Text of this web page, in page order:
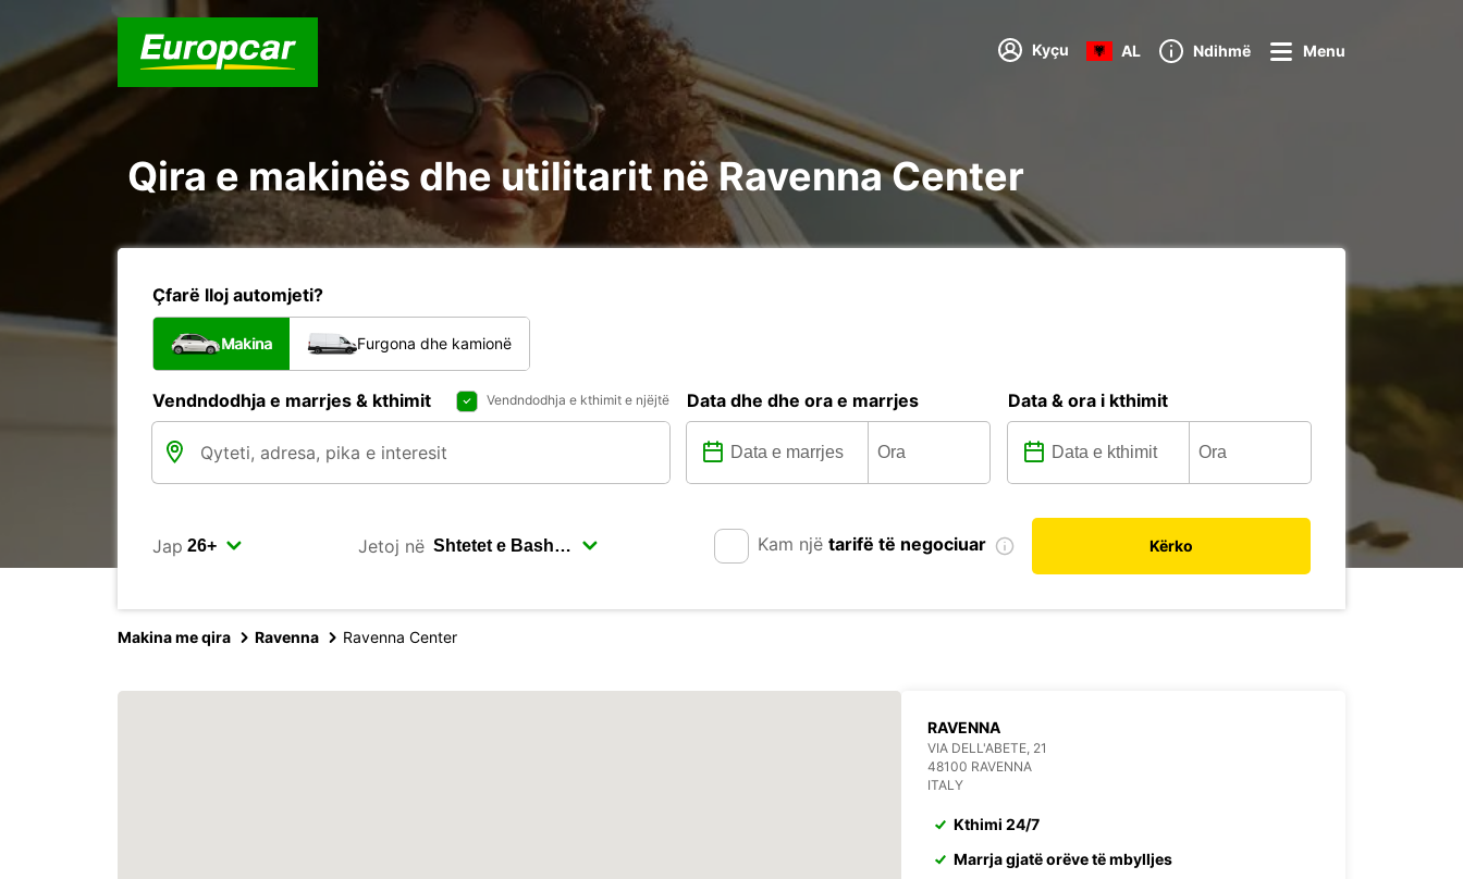
Kyçu AL Ndihmë Menu
Qira e makinës dhe utilitarit në Ravenna Center
Çfarë lloj automjeti?
Makina Furgona dhe kamionë
Vendndodhja e marrjes & kthimit Vendndodhja e kthimit e njëjtë Data dhe dhe ora e marrjes Data & ora i kthimit
Jap Jetoj në Kam një tarifë të negociuar Kërko
Makina me qira Ravenna Ravenna Center
RAVENNA
VIA DELL'ABETE, 21
48100 RAVENNA
ITALY
Kthimi 24/7
Marrja gjatë orëve të mbylljes